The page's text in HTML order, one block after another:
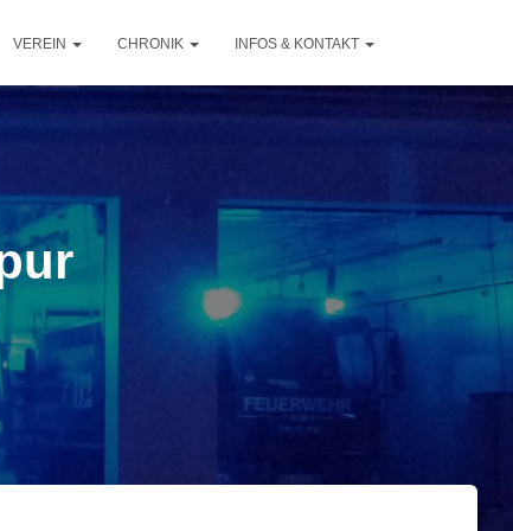
VEREIN CHRONIK INFOS & KONTAKT